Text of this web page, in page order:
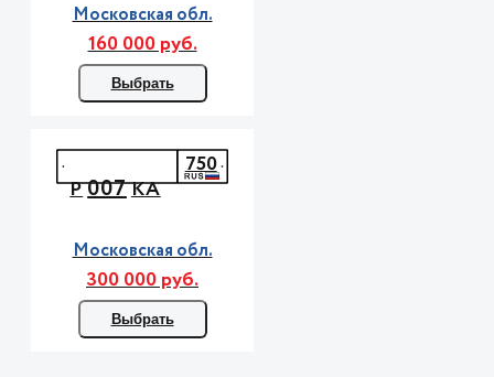
Московская обл.
160 000 руб.
Выбрать
Р007КА
750
Московская обл.
300 000 руб.
Выбрать